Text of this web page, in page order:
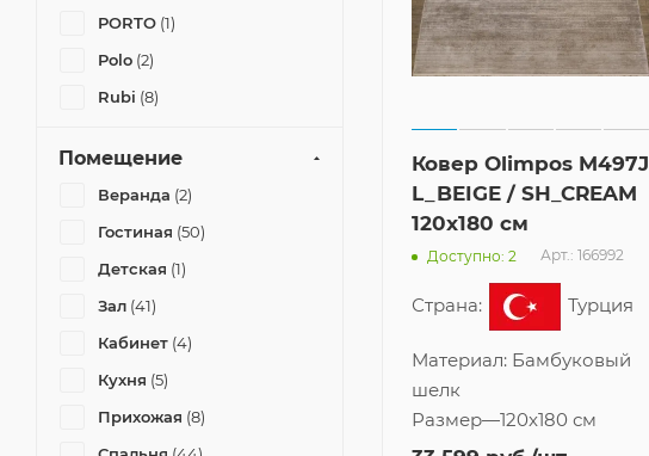
Ковер Olimpos M497J
L_BEIGE / SH_CREAM
120x180 см
Доступно: 2 Арт.: 166992
Страна: Турция
Материал: Бамбуковый
шелк
Размер—120x180 см
PORTO (1)
Polo (2)
Rubi (8)
VERA (1)
ZELA
(1)
Помещение
Веранда (2)
Гостиная (50)
Детская (1)
Зал (41)
Кабинет (4)
Кухня (5)
Прихожая (8)